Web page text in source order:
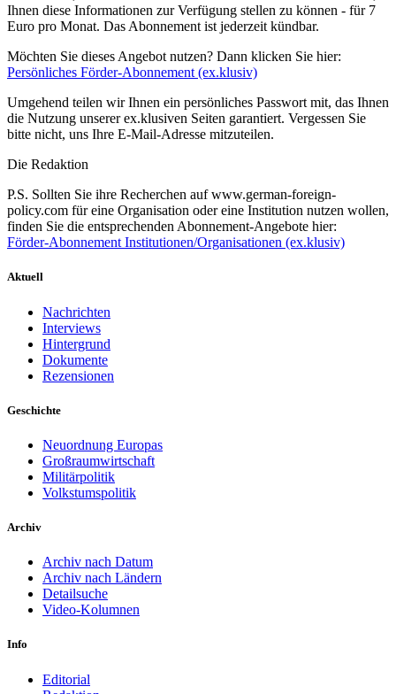
Ihnen diese Informationen zur Verfügung stellen zu können - für 7
Euro pro Monat. Das Abonnement ist jederzeit kündbar.
Möchten Sie dieses Angebot nutzen? Dann klicken Sie hier:
Persönliches Förder-Abonnement (ex.klusiv)
Umgehend teilen wir Ihnen ein persönliches Passwort mit, das Ihnen
die Nutzung unserer ex.klusiven Seiten garantiert. Vergessen Sie
bitte nicht, uns Ihre E-Mail-Adresse mitzuteilen.
Die Redaktion
P.S. Sollten Sie ihre Recherchen auf www.german-foreign-
policy.com für eine Organisation oder eine Institution nutzen wollen,
finden Sie die entsprechenden Abonnement-Angebote hier:
Förder-Abonnement Institutionen/Organisationen (ex.klusiv)
Aktuell
Nachrichten
Interviews
Hintergrund
Dokumente
Rezensionen
Geschichte
Neuordnung Europas
Großraumwirtschaft
Militärpolitik
Volkstumspolitik
Archiv
Archiv nach Datum
Archiv nach Ländern
Detailsuche
Video-Kolumnen
Info
Editorial